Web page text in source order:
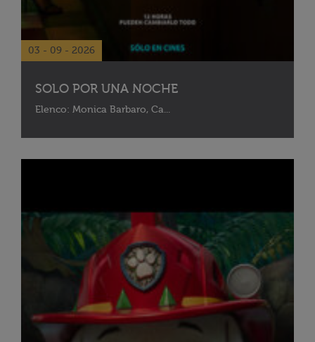
03 - 09 - 2026
SOLO POR UNA NOCHE
Elenco: Monica Barbaro, Ca...